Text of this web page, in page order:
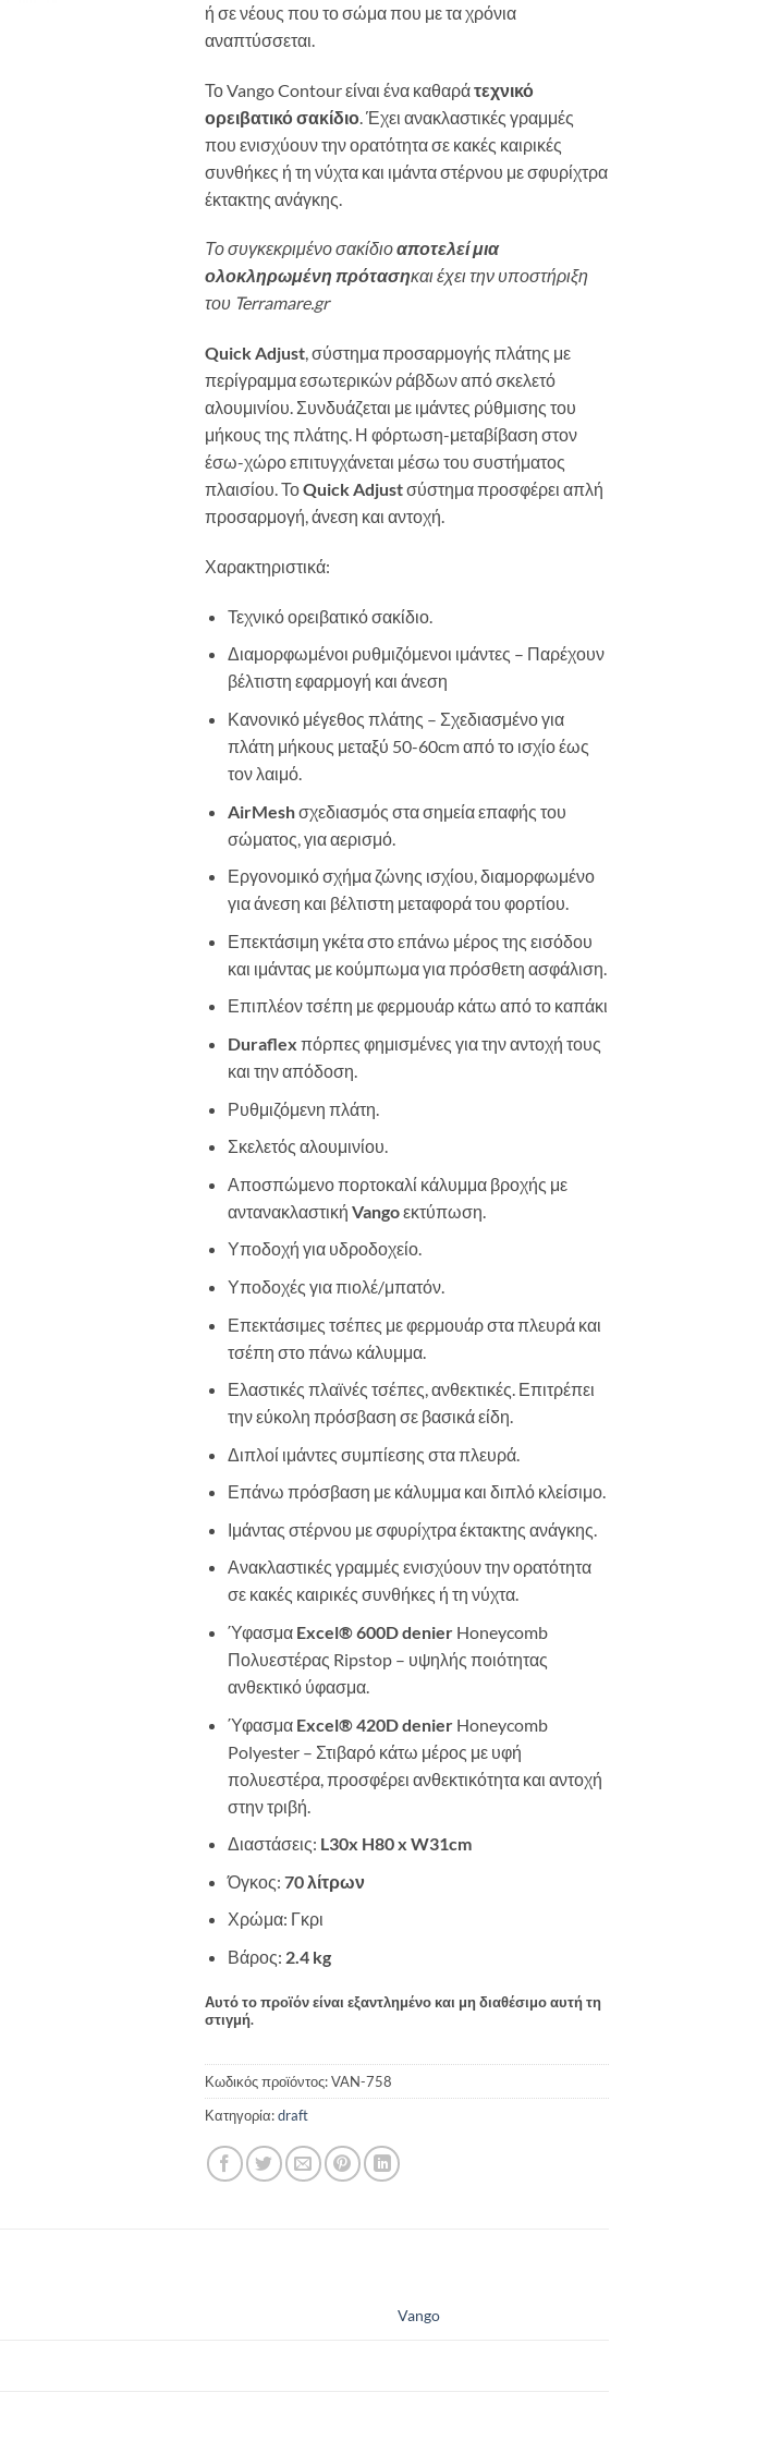
ή σε νέους που το σώμα που με τα χρόνια
αναπτύσσεται.
Το Vango Contour είναι ένα καθαράτεχνικό
ορειβατικό σακίδιο . Έχει ανακλαστικές γραμμές
που ενισχύουν την ορατότητα σε κακές καιρικές
συνθήκες ή τη νύχτα και ιμάντα στέρνου με σφυρίχτρα
έκτακτης ανάγκης.
Το συγκεκριμένο σακίδιοαποτελεί μια
ολοκληρωμένη πρότασηκαι έχει την υποστήριξη
του Terramare.gr
Quick Adjust, σύστημα προσαρμογής πλάτης με
περίγραμμα εσωτερικών ράβδων από σκελετό
αλουμινίου. Συνδυάζεται με ιμάντες ρύθμισης του
μήκους της πλάτης. Η φόρτωση-μεταβίβαση στον
έσω-χώρο επιτυγχάνεται μέσω του συστήματος
πλαισίου. ΤοQuick Adjustσύστημα προσφέρει απλή
προσαρμογή, άνεση και αντοχή.
Χαρακτηριστικά:
Τεχνικό ορειβατικό σακίδιο.
Διαμορφωμένοι ρυθμιζόμενοι ιμάντες – Παρέχουν
βέλτιστη εφαρμογή και άνεση
Κανονικό μέγεθος πλάτης – Σχεδιασμένο για
πλάτη μήκους μεταξύ 50-60cm από το ισχίο έως
τον λαιμό.
AirMeshσχεδιασμός στα σημεία επαφής του
σώματος, για αερισμό.
Εργονομικό σχήμα ζώνης ισχίου, διαμορφωμένο
για άνεση και βέλτιστη μεταφορά του φορτίου.
Επεκτάσιμη γκέτα στο επάνω μέρος της εισόδου
και ιμάντας με κούμπωμα για πρόσθετη ασφάλιση.
Επιπλέον τσέπη με φερμουάρ κάτω από το καπάκι
Duraflex πόρπες φημισμένες για την αντοχή τους
και την απόδοση.
Ρυθμιζόμενη πλάτη.
Σκελετός αλουμινίου.
Αποσπώμενο πορτοκαλί κάλυμμα βροχής με
αντανακλαστικήVangoεκτύπωση.
Υποδοχή για υδροδοχείο.
Υποδοχές για πιολέ/μπατόν.
Επεκτάσιμες τσέπες με φερμουάρ στα πλευρά και
τσέπη στο πάνω κάλυμμα.
Ελαστικές πλαϊνές τσέπες, ανθεκτικές. Επιτρέπει
την εύκολη πρόσβαση σε βασικά είδη.
Διπλοί ιμάντες συμπίεσης στα πλευρά.
Επάνω πρόσβαση με κάλυμμα και διπλό κλείσιμο.
Ιμάντας στέρνου με σφυρίχτρα έκτακτης ανάγκης.
Ανακλαστικές γραμμές ενισχύουν την ορατότητα
σε κακές καιρικές συνθήκες ή τη νύχτα.
Ύφασμα Excel® 600D denier Honeycomb
Πολυεστέρας Ripstop – υψηλής ποιότητας
ανθεκτικό ύφασμα.
Ύφασμα Excel® 420D denier Honeycomb
Polyester – Στιβαρό κάτω μέρος με υφή
πολυεστέρα, προσφέρει ανθεκτικότητα και αντοχή
στην τριβή.
Διαστάσεις: L30x H80 x W31cm
Όγκος:70 λίτρων
Χρώμα: Γκρι
Βάρος: 2.4 kg
Αυτό το προϊόν είναι εξαντλημένο και μη διαθέσιμο αυτή τη
στιγμή.
Κωδικός προϊόντος:VAN-758
Κατηγορία:draft
Vango